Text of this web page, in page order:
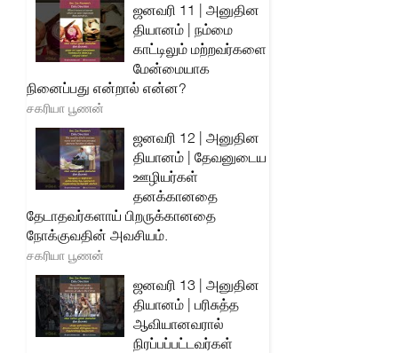
ஜனவரி 11 | அனுதின
தியானம் | நம்மை
காட்டிலும் மற்றவர்களை
மேன்மையாக
நினைப்பது என்றால் என்ன?
சகரியா பூணன்
ஜனவரி 12 | அனுதின
தியானம் | தேவனுடைய
ஊழியர்கள்
தனக்கானதை
தேடாதவர்களாய் பிறருக்கானதை
நோக்குவதின் அவசியம்.
சகரியா பூணன்
ஜனவரி 13 | அனுதின
தியானம் | பரிசுத்த
ஆவியானவரால்
நிரப்பப்பட்டவர்கள்